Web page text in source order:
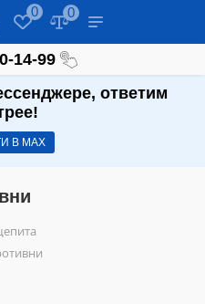
0 0
14-99
ответим
В МАХ